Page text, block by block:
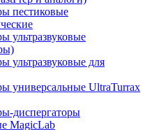
пестиковые
ультразвуковые
ультразвуковые для
универсальные UltraTurrax
диспергаторы
MagicLab